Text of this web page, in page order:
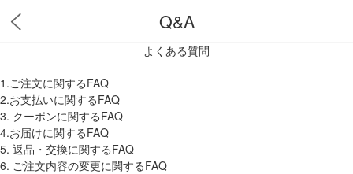
Q&A
よくある質問
1.ご注文に関するFAQ
2.お支払いに関するFAQ
3. クーポンに関するFAQ
4.お届けに関するFAQ
5. 返品・交換に関するFAQ
6. ご注文内容の変更に関するFAQ